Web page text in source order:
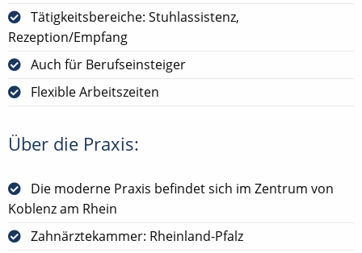
Tätigkeitsbereiche: Stuhlassistenz,
Rezeption/Empfang
Auch für Berufseinsteiger
Flexible Arbeitszeiten
Über die Praxis:
Die moderne Praxis befindet sich im Zentrum von
Koblenz am Rhein
Zahnärztekammer: Rheinland-Pfalz